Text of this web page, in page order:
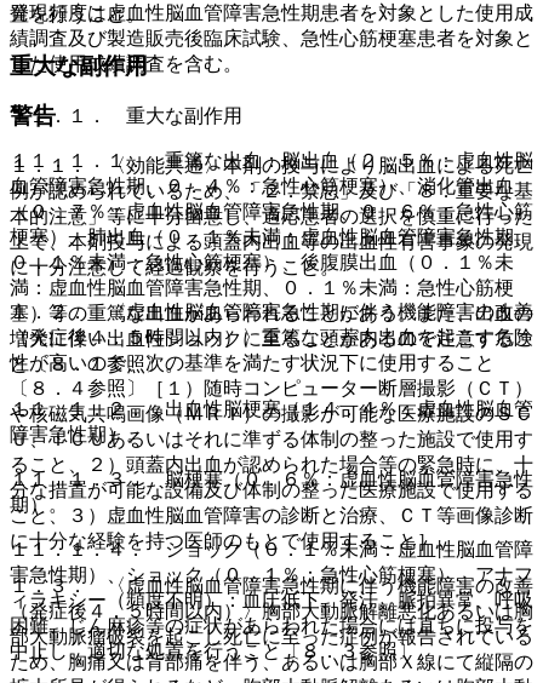
発現頻度は虚血性脳血管障害急性期患者を対象とした使用成
績調査及び製造販売後臨床試験、急性心筋梗塞患者を対象と
した使用成績調査を含む。
警告
１．１． 〈効能共通〉本剤の投与により脳出血による死亡
例が認められているため、「２．禁忌」及び「８．重要な基
本的注意」等に十分留意し、適応患者の選択を慎重に行った
上で、本剤投与による頭蓋内出血等の出血性有害事象の発現
に十分注意して経過観察を行うこと。
１．２． 〈虚血性脳血管障害急性期に伴う機能障害の改善
（発症後４．５時間以内）〉重篤な頭蓋内出血を起こす危険
性が高いので、次の基準を満たす状況下に使用すること
〔８．４参照〕［１）随時コンピューター断層撮影（ＣＴ）
や核磁気共鳴画像（ＭＲＩ）の撮影が可能な医療施設のＳＣ
Ｕ、ＩＣＵあるいはそれに準ずる体制の整った施設で使用す
ること、２）頭蓋内出血が認められた場合等の緊急時に、十
分な措置が可能な設備及び体制の整った医療施設で使用する
こと、３）虚血性脳血管障害の診断と治療、ＣＴ等画像診断
に十分な経験を持つ医師のもとで使用すること］。
１．３． 〈虚血性脳血管障害急性期に伴う機能障害の改善
（発症後４．５時間以内）〉胸部大動脈解離悪化あるいは胸
部大動脈瘤破裂を起こし死亡に至った症例が報告されている
ため、胸痛又は背部痛を伴う、あるいは胸部Ｘ線にて縦隔の
置を行うこと。
重大な副作用
１１．１． 重大な副作用
１１．１．１． 重篤な出血：脳出血（２．５％：虚血性脳
血管障害急性期、０．４％：急性心筋梗塞）、消化管出血
（０．７％：虚血性脳血管障害急性期、０．６％：急性心筋
梗塞）、肺出血（０．１％未満：虚血性脳血管障害急性期、
０．１％未満：急性心筋梗塞）、後腹膜出血（０．１％未
満：虚血性脳血管障害急性期、０．１％未満：急性心筋梗
塞）等の重篤な出血があらわれることがある。また、出血の
増大に伴い出血性ショックに至ることがあるので注意するこ
と〔８．１参照〕。
１１．１．２． 出血性脳梗塞（１４．４％：虚血性脳血管
障害急性期）。
１１．１．３． 脳梗塞（０．６％：虚血性脳血管障害急性
期）。
１１．１．４． ショック（０．１％未満：虚血性脳血管障
害急性期）、ショック（０．１％：急性心筋梗塞）、アナフ
ィラキシー（頻度不明）：血圧低下、発汗、脈拍異常、呼吸
困難、じん麻疹等の症状があらわれた場合には直ちに投与を
中止し、適切な処置を行うこと〔８．３参照〕。